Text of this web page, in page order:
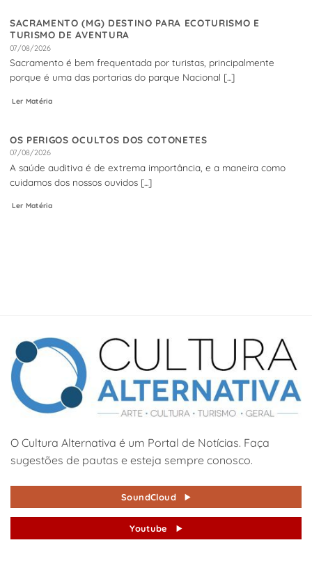
SACRAMENTO (MG) DESTINO PARA ECOTURISMO E
TURISMO DE AVENTURA
07/08/2026
Sacramento é bem frequentada por turistas, principalmente
porque é uma das portarias do parque Nacional [...]
Ler Matéria
OS PERIGOS OCULTOS DOS COTONETES
07/08/2026
A saúde auditiva é de extrema importância, e a maneira como
cuidamos dos nossos ouvidos [...]
Ler Matéria
O Cultura Alternativa é um Portal de Notícias. Faça
sugestões de pautas e esteja sempre conosco.
SoundCloud
Youtube